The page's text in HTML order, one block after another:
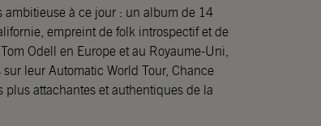
à ce jour : un album de 14
empreint de folk introspectif et de
Odell en Europe et au Royaume-Uni,
leur Automatic World Tour, Chance
plus attachantes et authentiques de la